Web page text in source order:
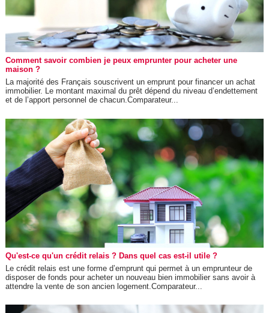
Comment savoir combien je peux emprunter pour acheter une
maison ?
La majorité des Français souscrivent un emprunt pour financer un achat
immobilier. Le montant maximal du prêt dépend du niveau d’endettement
et de l’apport personnel de chacun.Comparateur...
Qu'est-ce qu'un crédit relais ? Dans quel cas est-il utile ?
Le crédit relais est une forme d’emprunt qui permet à un emprunteur de
disposer de fonds pour acheter un nouveau bien immobilier sans avoir à
attendre la vente de son ancien logement.Comparateur...